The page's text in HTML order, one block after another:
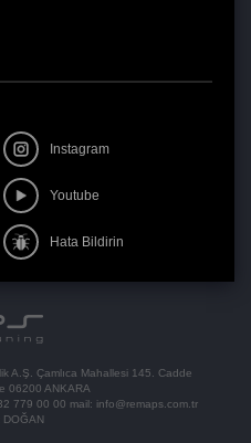
Instagram
Youtube
Hata Bildirin
A.Ş. Çamlıca Mahallesi 145. Cadde
06200 ANKARA
779 00 00 mail: info@remaps.com.tr
DOĞAN